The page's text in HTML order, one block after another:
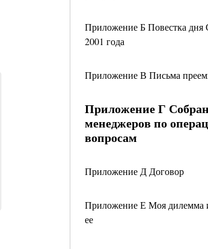
Приложение Б Повестка дня
2001 года
Приложение В Письма
Приложение Г
менеджеров по
вопросам
Приложение Д Договор
Приложение Е Моя дилемма
ее